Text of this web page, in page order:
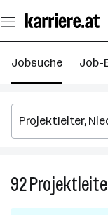
Seiteninhalt
springen
Jobsuche Job-
92